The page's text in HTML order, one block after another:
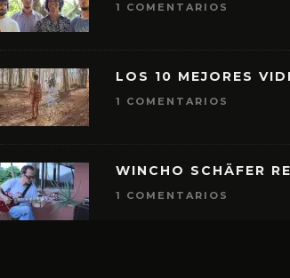
1 COMENTARIOS
LOS 10 MEJORES
1 COMENTARIOS
WINCHO SCHÄFER
1 COMENTARIOS